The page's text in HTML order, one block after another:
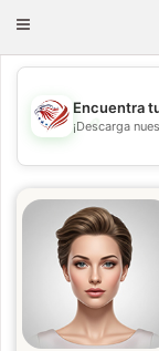
Toggle
💖
Encuentra
¡Descarga